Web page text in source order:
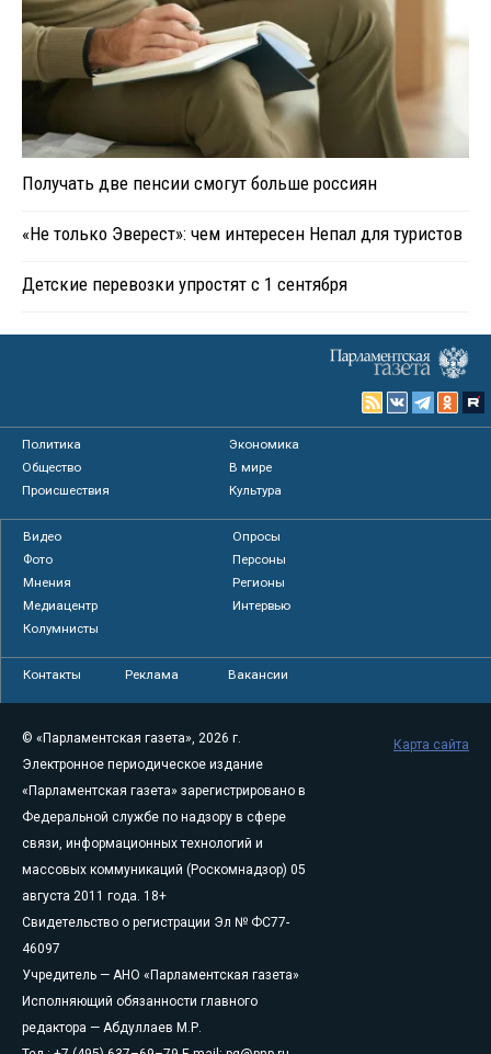
Получать две пенсии смогут больше россиян
«Не только Эверест»: чем интересен Непал для туристов
Детские перевозки упростят с 1 сентября
Политика
Экономика
Общество
В мире
Происшествия
Культура
Видео
Опросы
Фото
Персоны
Мнения
Регионы
Медиацентр
Интервью
Колумнисты
Контакты Реклама Вакансии
© «Парламентская газета», 2026 г.
Электронное периодическое издание
«Парламентская газета» зарегистрировано в
Федеральной службе по надзору в сфере
связи, информационных технологий и
массовых коммуникаций (Роскомнадзор) 05
августа 2011 года. 18+
Свидетельство о регистрации Эл № ФС77-
46097
Учредитель — АНО «Парламентская газета»
Исполняющий обязанности главного
редактора — Абдуллаев М.Р.
Карта сайта